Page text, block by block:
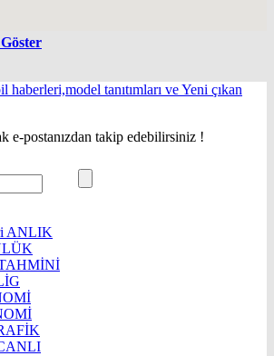
e-postanızdan takip edebilirsiniz !
ANLIK